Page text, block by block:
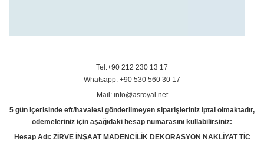
Tel:+90 212 230 13 17
Whatsapp: +90 530 560 30 17
Mail: info@asroyal.net
5 gün içerisinde eft/havalesi gönderilmeyen siparişleriniz iptal olmaktadır,
ödemeleriniz için aşağıdaki hesap numarasını kullabilirsiniz:
Hesap Adı: ZİRVE İNŞAAT MADENCİLİK DEKORASYON NAKLİYAT TİC